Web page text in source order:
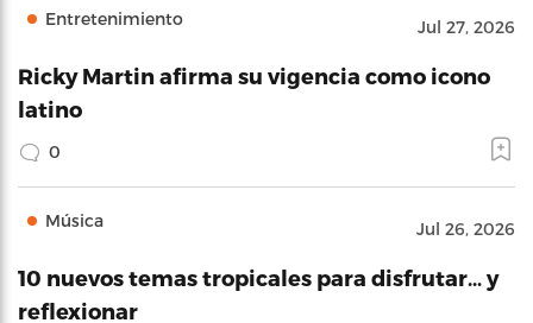
Entretenimiento Jul 27, 2026
Ricky Martin afirma su vigencia como icono
latino
0
Música Jul 26, 2026
10 nuevos temas tropicales para disfrutar… y
reflexionar